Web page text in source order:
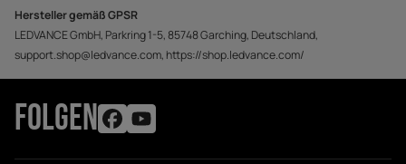
Hersteller gemäß GPSR
LEDVANCE GmbH, Parkring 1-5, 85748 Garching, Deutschland,
support.shop@ledvance.com, https://shop.ledvance.com/
FOLGEN